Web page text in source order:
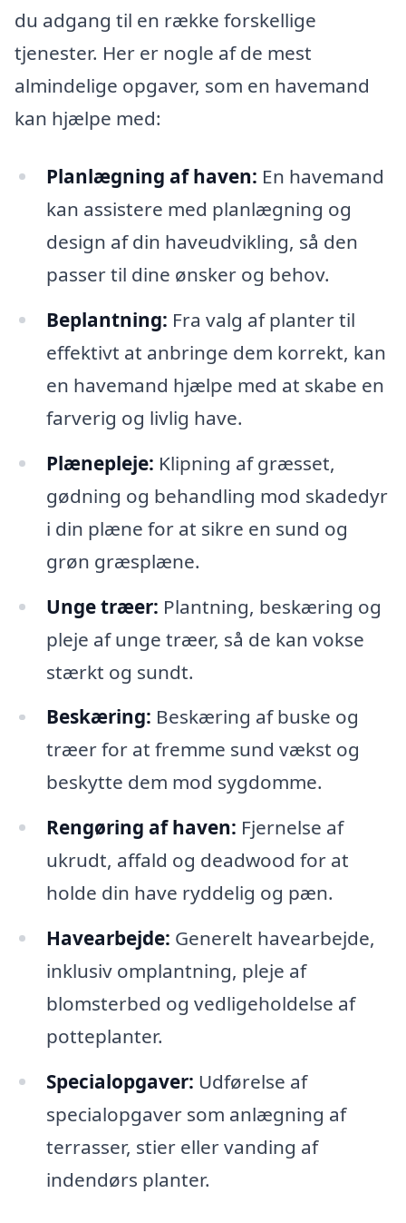
du adgang til en række forskellige
tjenester. Her er nogle af de mest
almindelige opgaver, som en havemand
kan hjælpe med:
Planlægning af haven: En havemand
kan assistere med planlægning og
design af din haveudvikling, så den
passer til dine ønsker og behov.
Beplantning: Fra valg af planter til
effektivt at anbringe dem korrekt, kan
en havemand hjælpe med at skabe en
farverig og livlig have.
Plænepleje: Klipning af græsset,
gødning og behandling mod skadedyr
i din plæne for at sikre en sund og
grøn græsplæne.
Unge træer: Plantning, beskæring og
pleje af unge træer, så de kan vokse
stærkt og sundt.
Beskæring: Beskæring af buske og
træer for at fremme sund vækst og
beskytte dem mod sygdomme.
Rengøring af haven: Fjernelse af
ukrudt, affald og deadwood for at
holde din have ryddelig og pæn.
Havearbejde: Generelt havearbejde,
inklusiv omplantning, pleje af
blomsterbed og vedligeholdelse af
potteplanter.
Specialopgaver: Udførelse af
specialopgaver som anlægning af
terrasser, stier eller vanding af
indendørs planter.